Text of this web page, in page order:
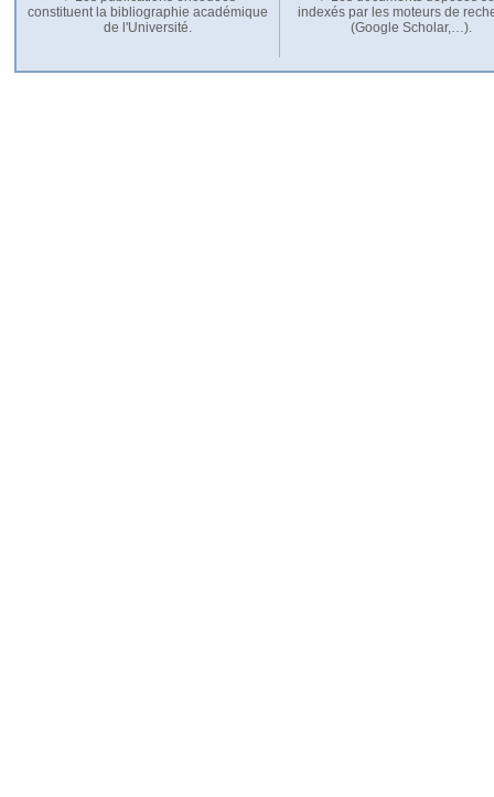
constituent la bibliographie académique
de l'Université.
indexés par les moteurs de
(Google Scholar,…).